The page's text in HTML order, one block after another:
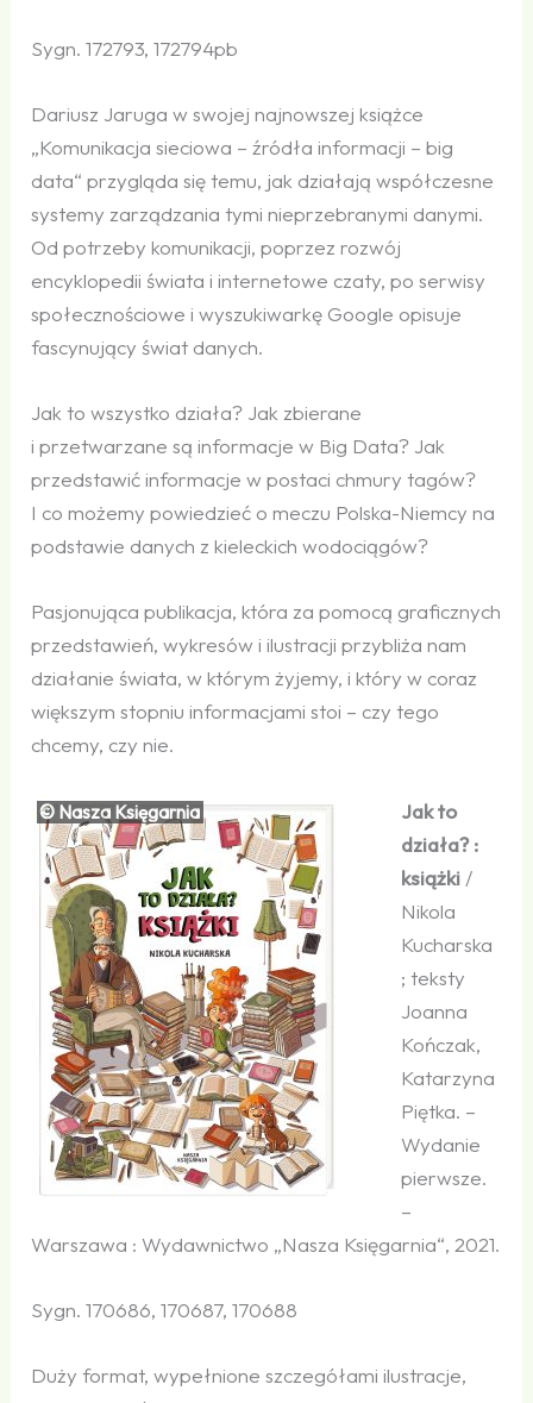
Sygn. 172793, 172794pb
Dariusz Jaruga w swojej najnowszej książce
„Komunikacja sieciowa – źródła informacji – big
data“ przygląda się temu, jak działają współczesne
systemy zarządzania tymi nieprzebranymi danymi.
Od potrzeby komunikacji, poprzez rozwój
encyklopedii świata i internetowe czaty, po serwisy
społecznościowe i wyszukiwarkę Google opisuje
fascynujący świat danych.
Jak to wszystko działa? Jak zbierane
i przetwarzane są informacje w Big Data? Jak
przedstawić informacje w postaci chmury tagów?
I co możemy powiedzieć o meczu Polska-Niemcy na
podstawie danych z kieleckich wodociągów?
Pasjonująca publikacja, która za pomocą graficznych
przedstawień, wykresów i ilustracji przybliża nam
działanie świata, w którym żyjemy, i który w coraz
większym stopniu informacjami stoi – czy tego
chcemy, czy nie.
© Nasza Księgarnia
Jak to
działa? :
książki /
Nikola
Kucharska
; teksty
Joanna
Kończak,
Katarzyna
Piętka. –
Wydanie
pierwsze.
–
Warszawa : Wydawnictwo „Nasza Księgarnia“, 2021.
Sygn. 170686, 170687, 170688
Duży format, wypełnione szczegółami ilustracje,